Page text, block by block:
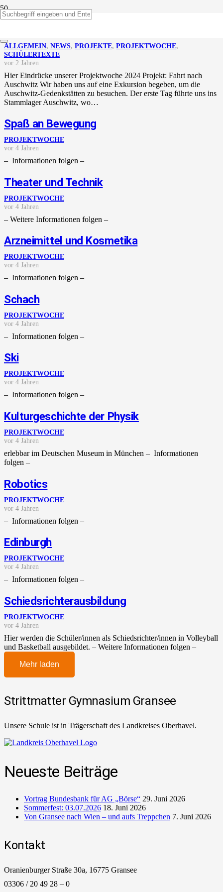
ALLGEMEIN, NEWS, PROJEKTE, PROJEKTWOCHE,
SCHÜLERTEXTE
vor 2 Jahren
Hier Eindrücke unserer Projektwoche 2024 Projekt: Fahrt nach
Auschwitz Wir haben uns auf eine Exkursion begeben, um die
Auschwitz-Gedenkstätten zu besuchen. Der erste Tag führte uns ins
Stammlager Auschwitz, wo…
Spaß an Bewegung
PROJEKTWOCHE
vor 4 Jahren
– Informationen folgen –
Theater und Technik
PROJEKTWOCHE
vor 4 Jahren
– Weitere Informationen folgen –
Arzneimittel und Kosmetika
PROJEKTWOCHE
vor 4 Jahren
– Informationen folgen –
Schach
PROJEKTWOCHE
vor 4 Jahren
– Informationen folgen –
Ski
PROJEKTWOCHE
vor 4 Jahren
– Informationen folgen –
Kulturgeschichte der Physik
PROJEKTWOCHE
vor 4 Jahren
erlebbar im Deutschen Museum in München – Informationen
folgen –
Robotics
PROJEKTWOCHE
vor 4 Jahren
– Informationen folgen –
Edinburgh
PROJEKTWOCHE
vor 4 Jahren
– Informationen folgen –
Schiedsrichterausbildung
PROJEKTWOCHE
vor 4 Jahren
Hier werden die Schüler/innen als Schiedsrichter/innen in Volleyball
und Basketball ausgebildet. – Weitere Informationen folgen –
Mehr laden
Strittmatter Gymnasium Gransee
Unsere Schule ist in Trägerschaft des Landkreises Oberhavel.
Neueste Beiträge
Vortrag Bundesbank für AG „Börse“ 29. Juni 2026
Sommerfest: 03.07.2026 18. Juni 2026
Von Gransee nach Wien – und aufs Treppchen 7. Juni 2026
Kontakt
Oranienburger Straße 30a, 16775 Gransee
03306 / 20 49 28 – 0